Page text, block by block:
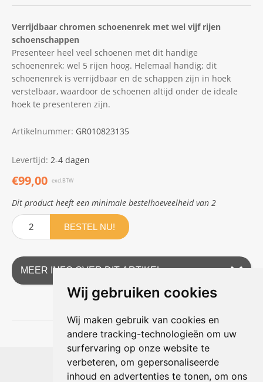
Wij gebruiken cookies
Wij maken gebruik van cookies en
andere tracking-technologieën om uw
surfervaring op onze website te
verbeteren, om gepersonaliseerde
inhoud en advertenties te tonen, om ons
Verrijdbaar chromen schoenenrek met wel vijf rijen
schoenschappen
Presenteer heel veel schoenen met dit handige
schoenenrek; wel 5 rijen hoog. Helemaal handig; dit
schoenenrek is verrijdbaar en de schappen zijn in hoek
verstelbaar, waardoor de schoenen altijd onder de ideale
hoek te presenteren zijn.
Artikelnummer: GR010823135
Levertijd: 2-4 dagen
€99,00 excl.BTW
Dit product heeft een minimale bestelhoeveelheid van 2
BESTEL NU!
MEER INFO OVER DIT ARTIKEL
Shophouse online
Max Planckstraat 4